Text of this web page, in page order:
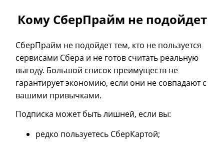
Кому СберПрайм не подойдет
СберПрайм не подойдет тем, кто не пользуется
сервисами Сбера и не готов считать реальную
выгоду. Большой список преимуществ не
гарантирует экономию, если они не совпадают с
вашими привычками.
Подписка может быть лишней, если вы:
редко пользуетесь СберКартой;